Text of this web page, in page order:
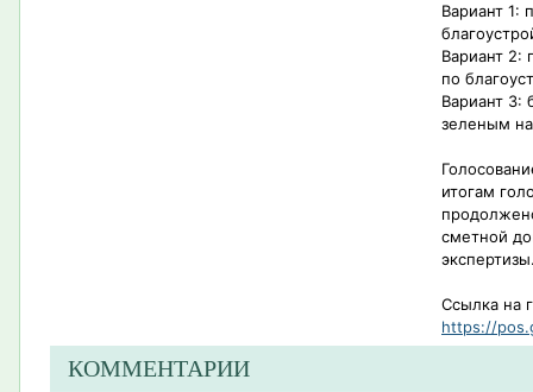
Вариант 1:
Вариант 2:
по
Вариант 3:
зеленым
итогам
сметной
Ссылка на
https://
КОММЕНТАРИИ